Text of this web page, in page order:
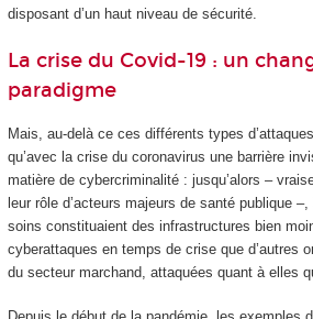
disposant d’un haut niveau de sécurité.
La crise du Covid-19 : un
paradigme
Mais, au-delà ce ces différents types
qu’avec la crise du coronavirus une barrière
matière de cybercriminalité : jusqu’alors –
leur rôle d’acteurs majeurs de santé publique
soins constituaient des infrastructures bien
cyberattaques en temps de crise que d’autres
du secteur marchand, attaquées quant à elles